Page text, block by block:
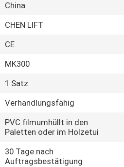
China
CHEN LIFT
CE
MK300
1 Satz
Verhandlungsfähig
PVC filmumhüllt in den
Paletten oder im Holzetui
30 Tage nach
Auftragsbestätigung